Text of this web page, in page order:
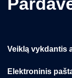
Veiklą vykdantis
Elektroninis